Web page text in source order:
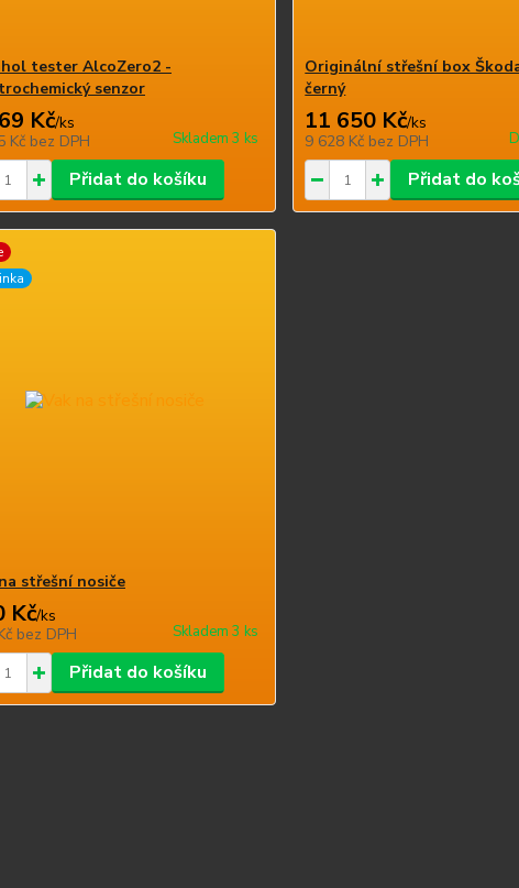
tester AlcoZero2 -
senzor
Kč/ks
Kč bez DPH Skladem 3 ks
Přidat do košíku
Originální střešní box
černý
11 650 Kč/ks
9 628 Kčbez DPH
Přidat do
střešní nosiče
Kč/ks
bez DPH Skladem 3 ks
Přidat do košíku